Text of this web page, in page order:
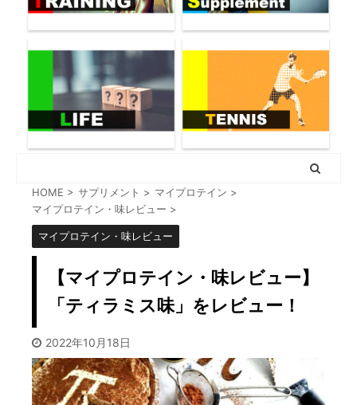
HOME > サプリメント > マイプロテイン >
マイプロテイン・味レビュー >
マイプロテイン・味レビュー
【マイプロテイン・味レビュー】
「ティラミス味」をレビュー！
2022年10月18日